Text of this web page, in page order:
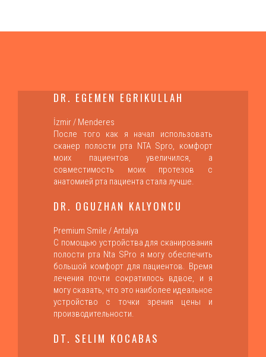
DR. EGEMEN EGRIKULLAH
İzmir / Menderes
После того как я начал использовать
сканер полости рта NTA Spro, комфорт
моих пациентов увеличился, а
совместимость моих протезов с
анатомией рта пациента стала лучше.
DR. OGUZHAN KALYONCU
Premium Smile / Antalya
С помощью устройства для сканирования
полости рта Nta SPro я могу обеспечить
большой комфорт для пациентов. Время
лечения почти сократилось вдвое, и я
могу сказать, что это наиболее идеальное
устройство с точки зрения цены и
производительности.
DT. SELIM KOCABAS